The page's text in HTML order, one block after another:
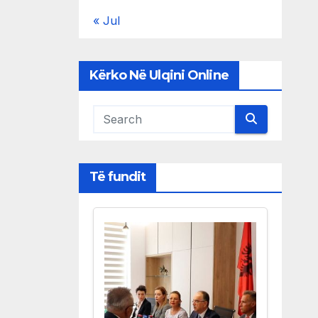
« Jul
Kërko Në Ulqini Online
Të fundit